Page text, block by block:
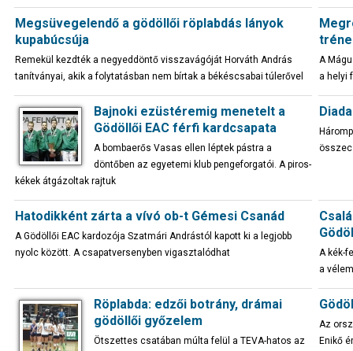
Megsüvegelendő a gödöllői röplabdás lányok
kupabúcsúja
Remekül kezdték a negyeddöntő visszavágóját Horváth András
tanítványai, akik a folytatásban nem bírtak a békéscsabai túlerővel
A
a helyi
Bajnoki ezüstéremig menetelt a
Gödöllői EAC férfi kardcsapata
A bombaerős Vasas ellen léptek pástra a
döntőben az egyetemi klub pengeforgatói. A piros-
kékek átgázoltak rajtuk
Hatodikként zárta a vívó ob-t Gémesi Csanád
A Gödöllői EAC kardozója Szatmári Andrástól kapott ki a legjobb
nyolc között. A csapatversenyben vigasztalódhat
A kék-
a
Röplabda: edzői botrány, drámai
gödöllői győzelem
Ötszettes csatában múlta felül a TEVA-hatos az
Az
Enikő